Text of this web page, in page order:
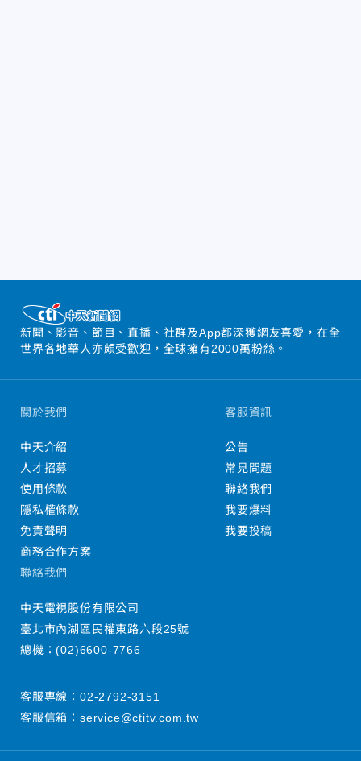
新聞、影音、節目、直播、社群及App都深獲網友喜愛，在全
世界各地華人亦頗受歡迎，全球擁有2000萬粉絲。
關於我們
中天介紹
人才招募
使用條款
隱私權條款
免責聲明
商務合作方案
客服資訊
公告
常見問題
聯絡我們
我要爆料
我要投稿
聯絡我們
中天電視股份有限公司
臺北市內湖區民權東路六段25號
總機：(02)6600-7766
客服專線： 02-2792-3151
客服信箱： service@ctitv.com.tw